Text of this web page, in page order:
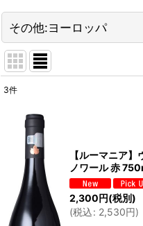
その他:ヨーロッパ
並び順 :
3件
【ルーマニア
ノワール 赤
2,300円(税別)
(税込: 2,530円)